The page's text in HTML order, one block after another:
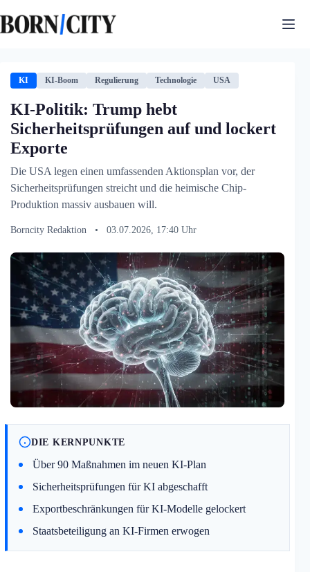
Inhalt
springen
KI KI-Boom Regulierung Technologie USA
KI-Politik: Trump hebt
Sicherheitsprüfungen auf und lockert
Exporte
Die USA legen einen umfassenden Aktionsplan vor, der
Sicherheitsprüfungen streicht und die heimische Chip-
Produktion massiv ausbauen will.
Borncity Redaktion • 03.07.2026, 17:40 Uhr
DIE KERNPUNKTE
Über 90 Maßnahmen im neuen KI-Plan
Sicherheitsprüfungen für KI abgeschafft
Exportbeschränkungen für KI-Modelle gelockert
Staatsbeteiligung an KI-Firmen erwogen